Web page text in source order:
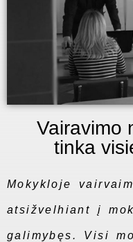
Vairavimo
tinka
Mokykloje
atsižvelhiant į
galimybęs. Visi